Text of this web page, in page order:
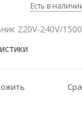
Есть в
220V-240V/